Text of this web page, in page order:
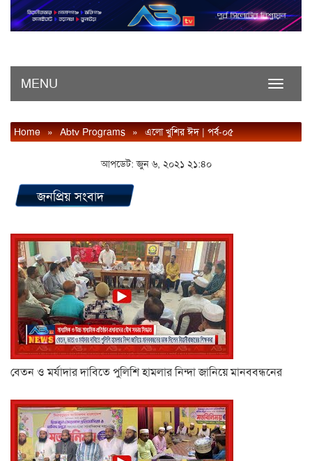
Toggle
MENU
Home » Abtv Programs » এলো খুশির ঈদ | পর্ব-০৫
আপডেট: জুন ৬, ২০২১ ২১:৪০
জনপ্রিয় সংবাদ
বেতন ও মর্যাদার দাবিতে পুলিশি হামলার নিন্দা জানিয়ে মানববন্ধনের